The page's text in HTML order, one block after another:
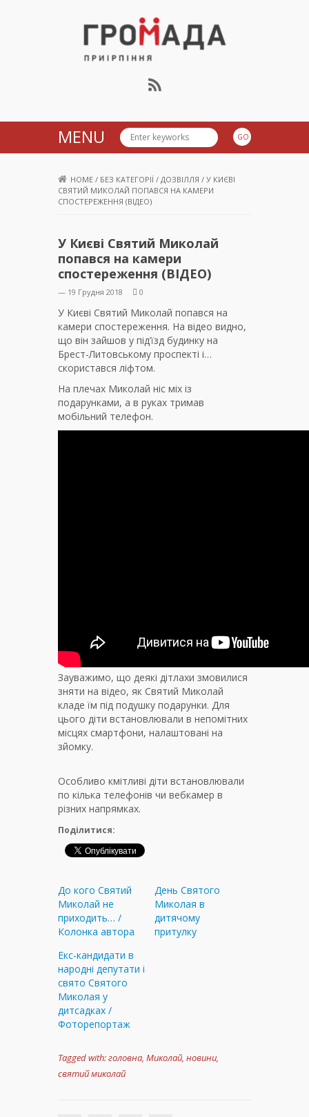
Громада Приірпіння
MENU
HOME / БЕЗ КАТЕГОРІЇ / ДОЗВІЛЛЯ / У КИЄВІ
СВЯТИЙ МИКОЛАЙ ПОПАВСЯ НА КАМЕРИ
СПОСТЕРЕЖЕННЯ (ВІДЕО)
У Києві Святий Миколай
попався на камери
спостереження (ВІДЕО)
— 19 Грудня 2018 0
У Києві Святий Миколай попався на
камери спостереження. На відео видно,
що він зайшов у під’їзд будинку на
Брест-Литовському проспекті і…
скористався ліфтом.
На плечах Миколай ніс міх із
подарунками, а в руках тримав
мобільний телефон.
Зауважимо, що деякі дітлахи змовилися
зняти на відео, як Святий Миколай
кладе їм під подушку подарунки. Для
цього діти встановлювали в непомітних
місцях смартфони, налаштовані на
зйомку.
Особливо кмітливі діти встановлювали
по кілька телефонів чи вебкамер в
різних напрямках.
Поділитися:
До кого Святий
Миколай не
приходить… /
Колонка автора
День Святого
Миколая в
дитячому
притулку
Екс-кандидати в
народні депутати і
свято Святого
Миколая у
дитсадках /
Фоторепортаж
Tagged with:головна, Миколай, новини,
святий миколай